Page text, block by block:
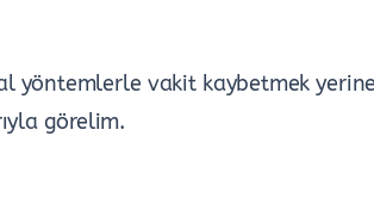
yöntemlerle vakit kaybetmek
görelim.